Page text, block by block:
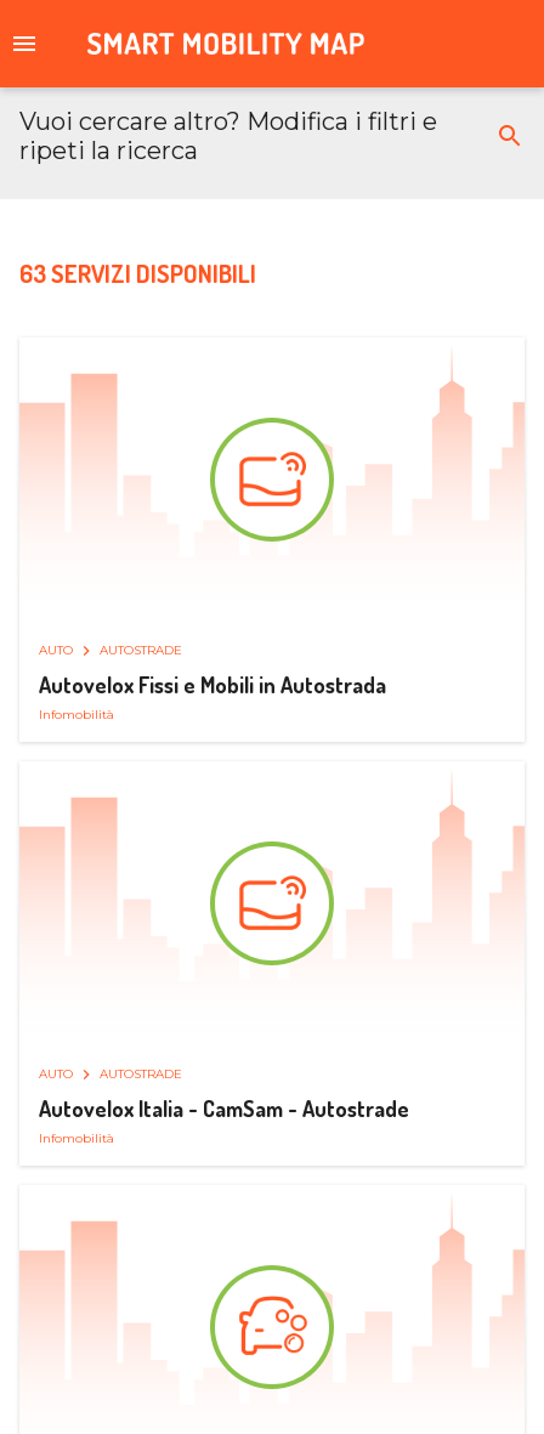
Vuoi cercare altro? Modifica i filtri e
ripeti la ricerca
63 SERVIZI DISPONIBILI
AUTO AUTOSTRADE
Autovelox Fissi e Mobili in Autostrada
Infomobilità
AUTO AUTOSTRADE
Autovelox Italia - CamSam - Autostrade
Infomobilità